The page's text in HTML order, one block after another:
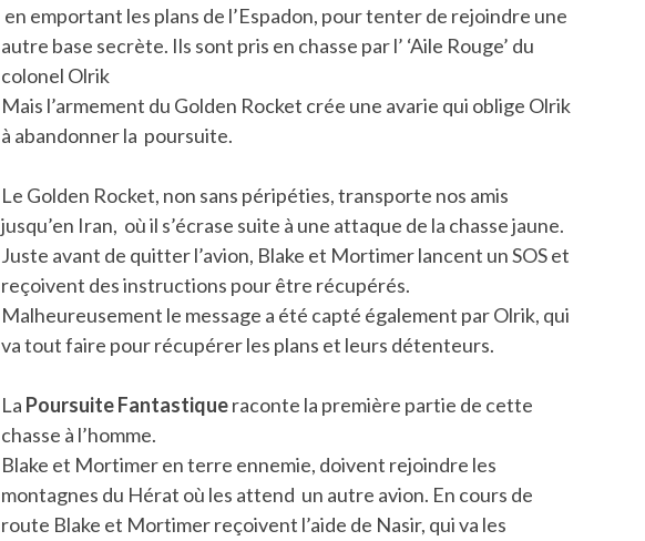
en emportant les plans de l’Espadon, pour tenter de rejoindre une
autre base secrète. Ils sont pris en chasse par l’ ‘Aile Rouge’ du
colonel Olrik
Mais l’armement du Golden Rocket crée une avarie qui oblige Olrik
à abandonner la poursuite.
Le Golden Rocket, non sans péripéties, transporte nos amis
jusqu’en Iran, où il s’écrase suite à une attaque de la chasse jaune.
Juste avant de quitter l’avion, Blake et Mortimer lancent un SOS et
reçoivent des instructions pour être récupérés.
Malheureusement le message a été capté également par Olrik, qui
va tout faire pour récupérer les plans et leurs détenteurs.
La Poursuite Fantastiqueraconte la première partie de cette
chasse à l’homme.
Blake et Mortimer en terre ennemie, doivent rejoindre les
montagnes du Hérat où les attend un autre avion. En cours de
route Blake et Mortimer reçoivent l’aide de Nasir, qui va les